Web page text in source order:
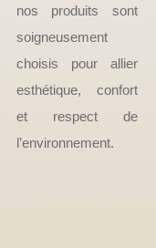
nos produits sont
soigneusement
choisis pour allier
esthétique, confort
et respect de
l’environnement.